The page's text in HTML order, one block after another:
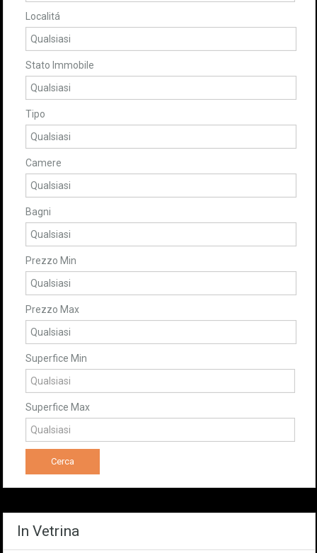
Localitá
Stato Immobile
Tipo
Camere
Bagni
Prezzo Min
Prezzo Max
Superfice Min
Superfice Max
In Vetrina